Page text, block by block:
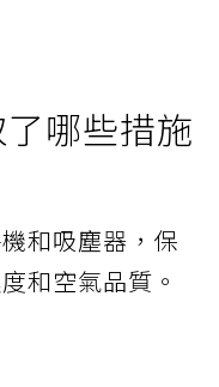
哪些措施
和吸塵器，保
和空氣品質。